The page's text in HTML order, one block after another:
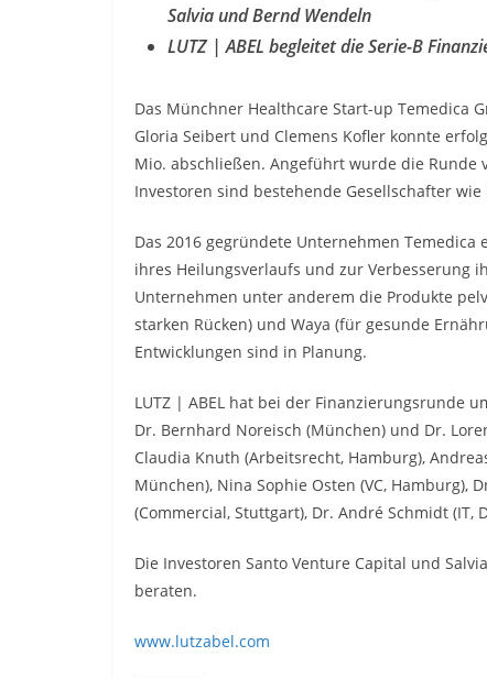
Salvia und Bernd Wendeln
LUTZ | ABEL begleitet die Serie-B
Das Münchner Healthcare Start-up Temedica
Gloria Seibert und Clemens Kofler konnte
Mio. abschließen. Angeführt wurde die Runde
Investoren sind bestehende Gesellschafter
Das 2016 gegründete Unternehmen
ihres Heilungsverlaufs und zur Verbesserung
Unternehmen unter anderem die Produkte
starken Rücken) und Waya (für gesunde
Entwicklungen sind in Planung.
LUTZ | ABEL hat bei der Finanzierungsrunde
Dr. Bernhard Noreisch (München) und Dr.
Claudia Knuth (Arbeitsrecht, Hamburg),
München), Nina Sophie Osten (VC, Hamburg),
(Commercial, Stuttgart), Dr. André Schmidt (IT,
Die Investoren Santo Venture Capital und
beraten.
www.lutzabel.com